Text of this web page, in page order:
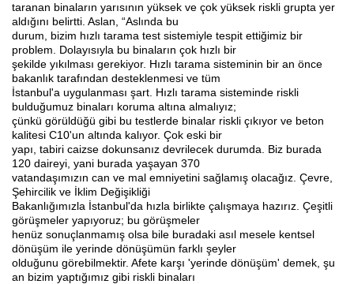
taranan binaların yarısının yüksek ve çok yüksek riskli grupta yer
aldığını belirtti. Aslan, “Aslında bu
durum, bizim hızlı tarama test sistemiyle tespit ettiğimiz bir
problem. Dolayısıyla bu binaların çok hızlı bir
şekilde yıkılması gerekiyor. Hızlı tarama sisteminin bir an önce
bakanlık tarafından desteklenmesi ve tüm
İstanbul'a uygulanması şart. Hızlı tarama sisteminde riskli
bulduğumuz binaları koruma altına almalıyız;
çünkü görüldüğü gibi bu testlerde binalar riskli çıkıyor ve beton
kalitesi C10'un altında kalıyor. Çok eski bir
yapı, tabiri caizse dokunsanız devrilecek durumda. Biz burada
120 daireyi, yani burada yaşayan 370
vatandaşımızın can ve mal emniyetini sağlamış olacağız. Çevre,
Şehircilik ve İklim Değişikliği
Bakanlığımızla İstanbul'da hızla birlikte çalışmaya hazırız. Çeşitli
görüşmeler yapıyoruz; bu görüşmeler
henüz sonuçlanmamış olsa bile buradaki asıl mesele kentsel
dönüşüm ile yerinde dönüşümün farklı şeyler
olduğunu görebilmektir. Afete karşı 'yerinde dönüşüm' demek, şu
an bizim yaptığımız gibi riskli binaları